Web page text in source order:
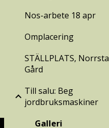
Nos-arbete 18 apr
Omplacering
STÄLLPLATS, Norrsta
Gård
Till salu: Beg
jordbruksmaskiner
Galleri